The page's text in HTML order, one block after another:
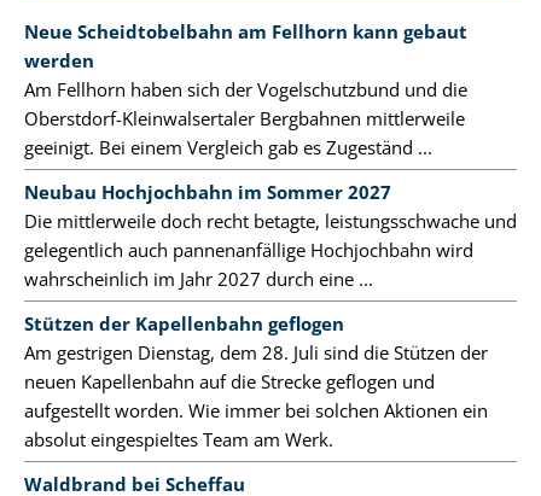
Neue Scheidtobelbahn am Fellhorn kann gebaut
werden
Am Fellhorn haben sich der Vogelschutzbund und die
Oberstdorf-Kleinwalsertaler Bergbahnen mittlerweile
geeinigt. Bei einem Vergleich gab es Zugeständ ...
Neubau Hochjochbahn im Sommer 2027
Die mittlerweile doch recht betagte, leistungsschwache und
gelegentlich auch pannenanfällige Hochjochbahn wird
wahrscheinlich im Jahr 2027 durch eine ...
Stützen der Kapellenbahn geflogen
Am gestrigen Dienstag, dem 28. Juli sind die Stützen der
neuen Kapellenbahn auf die Strecke geflogen und
aufgestellt worden. Wie immer bei solchen Aktionen ein
absolut eingespieltes Team am Werk.
Waldbrand bei Scheffau